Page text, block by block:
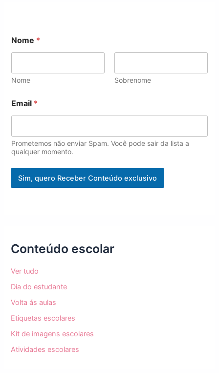
Nome *
Nome Sobrenome
*
N
m
e
Email *
Prometemos não enviar Spam. Você pode sair da lista a
qualquer momento.
Sim, quero Receber Conteúdo exclusivo
Conteúdo escolar
Ver tudo
Dia do estudante
Volta ás aulas
Etiquetas escolares
Kit de imagens escolares
Atividades escolares